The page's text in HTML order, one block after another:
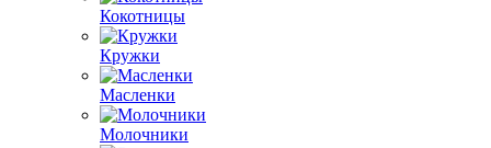
Кокотницы
Кружки
Масленки
Молочники